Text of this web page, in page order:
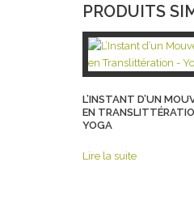
PRODUITS
L’INSTANT D’UN
EN
YOGA
Lire la suite